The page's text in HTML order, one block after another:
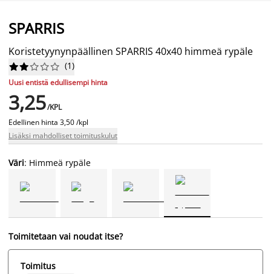
SPARRIS
Koristetyynynpäällinen SPARRIS 40x40 himmeä rypäle





 (1)
Uusi entistä edullisempi hinta
3,25/KPL
Edellinen hinta 3,50 /kpl
Lisäksi mahdolliset toimituskulut
Väri: Himmeä rypäle
Toimitetaan vai noudat itse?
Toimitus